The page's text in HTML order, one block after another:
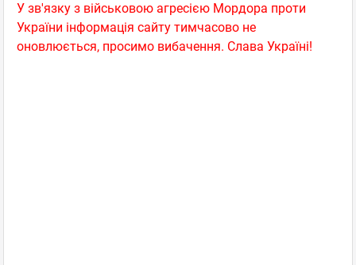
У зв'язку з військовою агресією Мордора проти
України інформація сайту тимчасово не
оновлюється, просимо вибачення. Слава Україні!